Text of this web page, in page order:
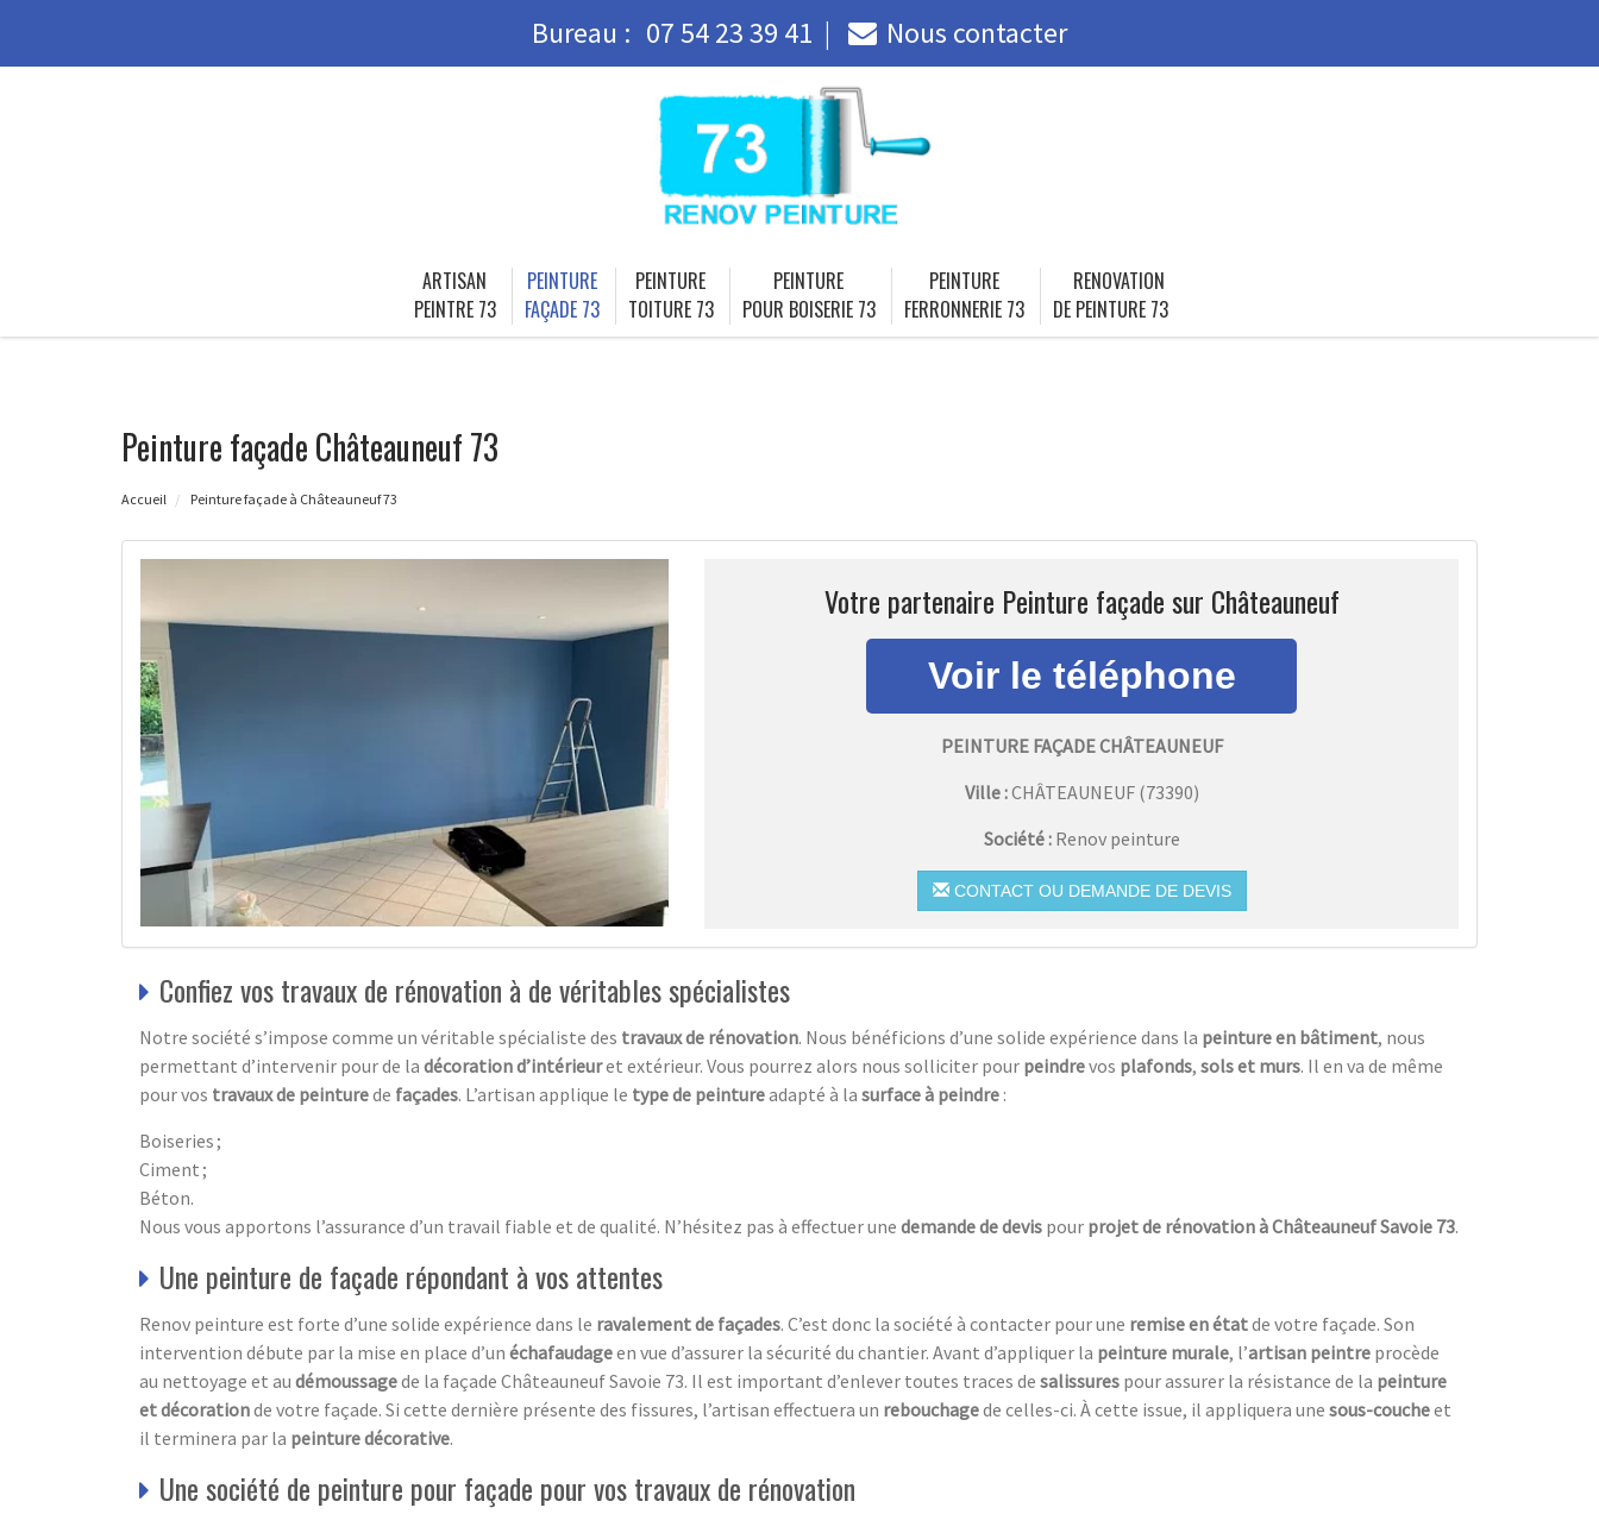
Bureau : 07 54 23 39 41 Nous contacter
ARTISAN
PEINTRE 73
PEINTURE
FAÇADE 73
PEINTURE
TOITURE 73
PEINTURE
POUR BOISERIE 73
PEINTURE
FERRONNERIE 73
RENOVATION
DE PEINTURE 73
Peinture façade Châteauneuf 73
Accueil Peinture façade à Châteauneuf 73
Votre partenaire Peinture façade sur Châteauneuf
PEINTURE FAÇADE CHÂTEAUNEUF
Ville :CHÂTEAUNEUF(73390)
Société : Renov peinture
CONTACT OU DEMANDE DE DEVIS
Confiez vos travaux de rénovation à de véritables spécialistes
Notre société s’impose comme un véritable spécialiste des travaux de rénovation. Nous bénéficions d’une solide expérience dans la peinture en bâtiment, nous
permettant d’intervenir pour de la décoration d’intérieuret extérieur. Vous pourrez alors nous solliciter pour peindrevos plafonds, sols et murs. Il en va de même
pour vos travaux de peinturede façades. L’artisan applique le type de peintureadapté à la surface à peindre :
Boiseries ;
Ciment ;
Béton.
Nous vous apportons l’assurance d’un travail fiable et de qualité. N’hésitez pas à effectuer une demande de devis pour projet de rénovation à Châteauneuf Savoie 73.
Une peinture de façade répondant à vos attentes
Renov peinture est forte d’une solide expérience dans le ravalement de façades. C’est donc la société à contacter pour une remise en étatde votre façade. Son
intervention débute par la mise en place d’un échafaudageen vue d’assurer la sécurité du chantier. Avant d’appliquer la peinture murale, l’artisan peintre procède
au nettoyage et au démoussagede la façade Châteauneuf Savoie 73. Il est important d’enlever toutes traces de salissures pour assurer la résistance de la peinture
et décorationde votre façade. Si cette dernière présente des fissures, l’artisan effectuera un rebouchagede celles-ci. À cette issue, il appliquera une sous-coucheet
il terminera par la peinture décorative.
Une société de peinture pour façade pour vos travaux de rénovation